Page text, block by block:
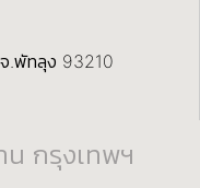
.พัทลุง 93210
น กรุงเทพฯ